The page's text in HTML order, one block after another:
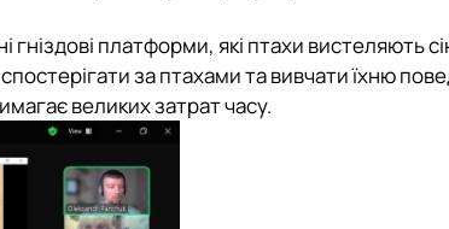
платформи, які птахи вистеляють
за птахами та вивчати їхню
великих затрат часу.